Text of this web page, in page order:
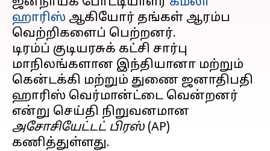
ஹாரிஸ் ஆகியோர் தங்கள் ஆரம்ப
வெற்றிகளைப் பெற்றனர்.
டிரம்ப் குடியரசுக் கட்சி சார்பு
மாநிலங்களான இந்தியானா மற்றும்
கென்டக்கி மற்றும் துணை ஜனாதிபதி
ஹாரிஸ் வெர்மான்ட்டை வென்றனர்
என்று செய்தி நிறுவனமான
அசோசியேட்டட் பிரஸ் (AP)
கணித்துள்ளது.